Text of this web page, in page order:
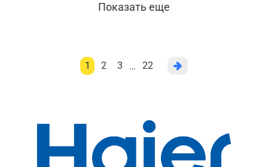
Показать еще
1 2 3 … 22